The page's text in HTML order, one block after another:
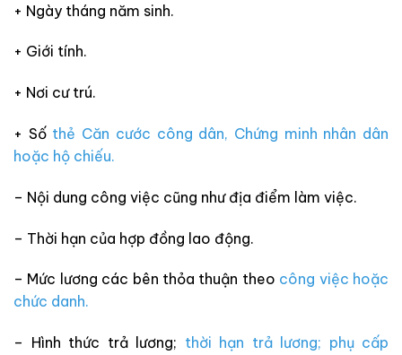
+ Ngày tháng năm sinh.
+ Giới tính.
+ Nơi cư trú.
+ Số thẻ Căn cước công dân, Chứng minh nhân dân
hoặc hộ chiếu.
– Nội dung công việc cũng như địa điểm làm việc.
– Thời hạn của hợp đồng lao động.
– Mức lương các bên thỏa thuận theo công việc hoặc
chức danh.
– Hình thức trả lương; thời hạn trả lương; phụ cấp